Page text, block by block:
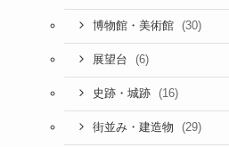
博物館・美術館 (30)
展望台 (6)
史跡・城跡 (16)
街並み・建造物 (29)